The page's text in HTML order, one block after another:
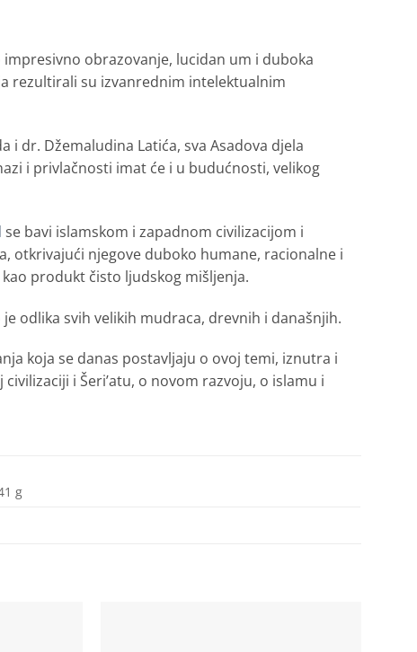
obrazovanje, lucidan um i duboka
rezultirali su izvanrednim intelektualnim
i dr. Džemaludina Latića, sva Asadova djela
i privlačnosti imat će i u budućnosti, velikog
se bavi islamskom i zapadnom civilizacijom i
otkrivajući njegove duboko humane, racionalne i
produkt čisto ljudskog mišljenja.
odlika svih velikih mudraca, drevnih i današnjih.
koja se danas postavljaju o ovoj temi, iznutra i
i Šeri’atu, o novom razvoju, o islamu i
g